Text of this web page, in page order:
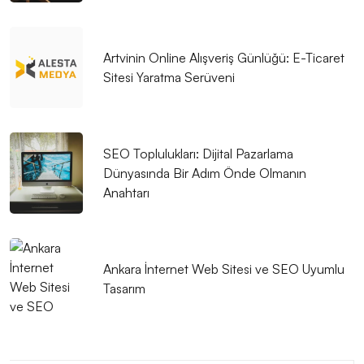
Oyun UI Tasarımı: Kullanıcı Deneyimini En Üst Düzeye
Çıkarmak İçin Yaratıcı Çözümler
Çözümler
Kullanıcı Dostu Menü Tasarımı: Web Sitesi Deneyimini
Mükemmelleştirme Sanatı
İçin Yapmanız Gerekenler
Kayseri İçin Modern Web Tasarım Çözümleri
SEO Araçları: Dijital Pazarlamada Başarınızı Artırmak
Artvinin Online Alışveriş Günlüğü: E-Ticaret
Sitesi Yaratma Serüveni
SEO Toplulukları: Dijital Pazarlama
Dünyasında Bir Adım Önde Olmanın
Anahtarı
Ankara İnternet Web Sitesi ve SEO Uyumlu
Tasarım